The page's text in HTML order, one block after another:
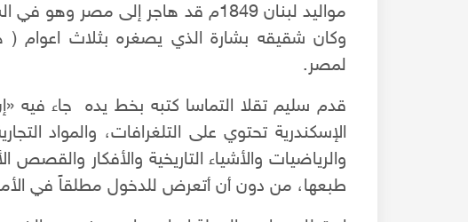
مواليد لبنان 1849م قد هاجر إلى
لمصر.
قدم سليم تقلا التماسا كتبه بخط يده جاء فيه
الإسكندرية تحتوي على التلغرافات، والمواد
والرياضيات والأشياء التاريخية والأفكار والقصص
طبعها، من دون أن أتعرض للدخول مطلقاً في